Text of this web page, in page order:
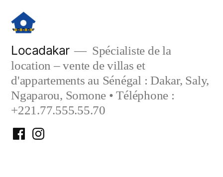
contenu
Locadakar
Spécialiste de la
location – vente de villas et
d'appartements au Sénégal : Dakar, Saly,
Ngaparou, Somone • Téléphone :
+221.77.555.55.70
FacebookInstagram